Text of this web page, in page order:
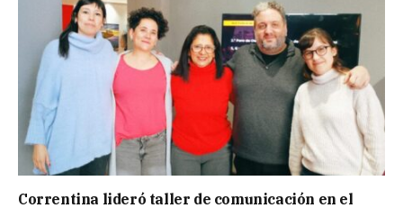
Correntina lideró taller de comunicación en el